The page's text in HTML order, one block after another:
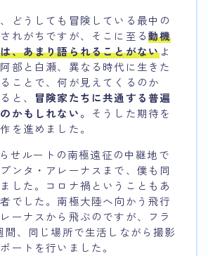
どうしても冒険している最中の
れがちですが、そこに至る動機
、あまり語られることがないよ
部と白瀬、異なる時代に生きた
ことで、何が見えてくるのか
と、 冒険家たちに共通する普遍
かもしれない。 そうした期待を
を進めました。
せルートの南極遠征の中継地で
ンタ・アレーナスまで、僕も同
した。コロナ禍ということもあ
でした。南極大陸へ向かう飛行
ーナスから飛ぶのですが、フラ
間、同じ場所で生活しながら撮影
ートを行いました。